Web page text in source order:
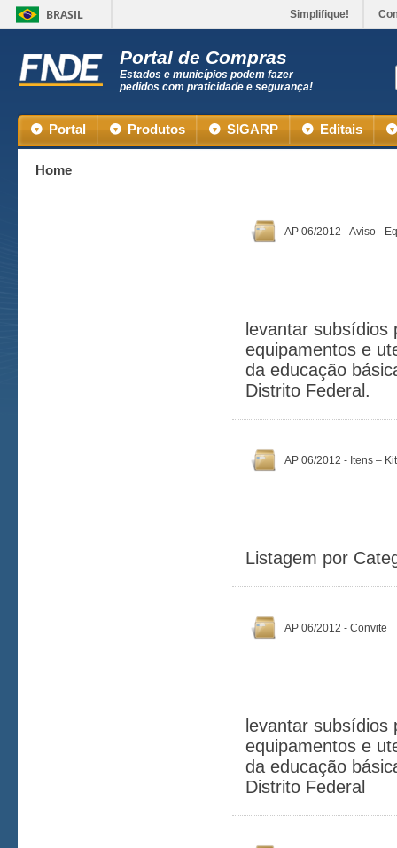
BRASIL Simplifique!
Portal de Compras
Estados e municípios podem fazer
pedidos com praticidade e segurança!
Portal Produtos SIGARP Editais
Home
AP 06/2012 - Aviso -
levantar subsídios
equipamentos e
da educação
Distrito Federal.
AP 06/2012 - Itens –
Listagem por
AP 06/2012 - Convite
levantar subsídios
equipamentos e
da educação
Distrito Federal